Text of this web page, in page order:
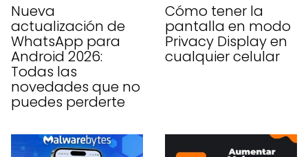
Nueva
actualización de
WhatsApp para
Android 2026:
Todas las
novedades que no
puedes perderte
Cómo tener la
pantalla en modo
Privacy Display en
cualquier celular